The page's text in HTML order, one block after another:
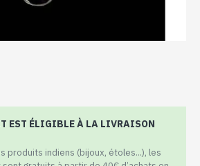
EST ÉLIGIBLE À LA LIVRAISON
produits indiens (bijoux, étoles...), les